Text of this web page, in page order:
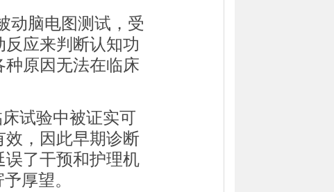
动脑电图测试，受
应来判断认知功
原因无法在临床
试验中被证实可
效，因此早期诊断
误了干预和护理机
厚望。